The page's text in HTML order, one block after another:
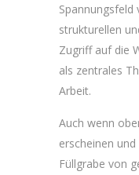
strukturellen
Zugriff auf die
als zentrales
Arbeit.
Auch wenn
erscheinen
Füllgrabe von